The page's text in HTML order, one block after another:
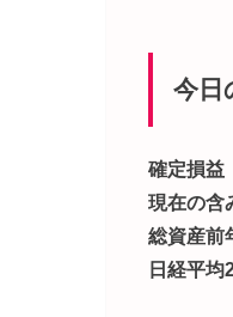
今日
確定損
現在の含
総資産前
日経平均